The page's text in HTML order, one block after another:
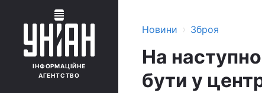
ІНФОРМАЦІЙНЕ
АГЕНТСТВО
Новини › Зброя
На
бути у